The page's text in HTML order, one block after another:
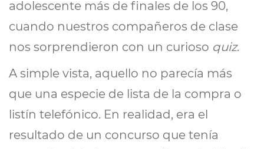
adolescente más de finales de los 90,
cuando nuestros compañeros de clase
nos sorprendieron con un curioso quiz.
A simple vista, aquello no parecía más
que una especie de lista de la compra o
listín telefónico. En realidad, era el
resultado de un concurso que tenía